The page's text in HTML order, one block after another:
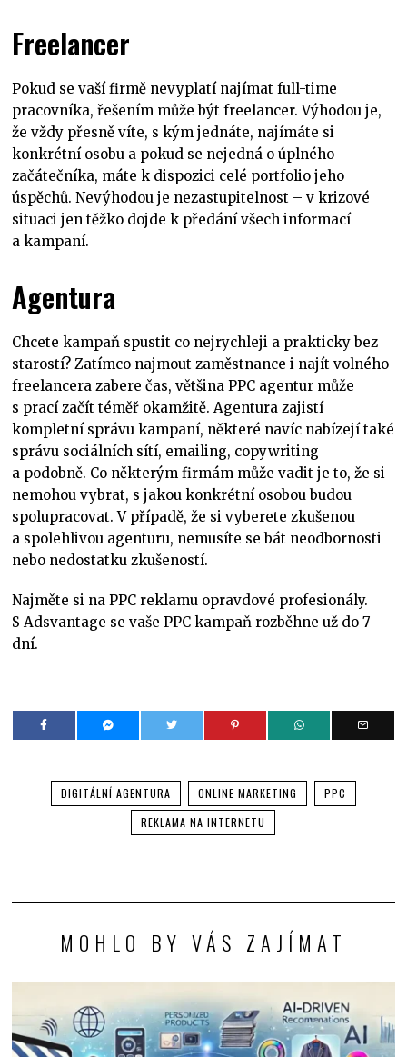
Freelancer
Pokud se vaší firmě nevyplatí najímat full-time
pracovníka, řešením může být freelancer. Výhodou je,
že vždy přesně víte, s kým jednáte, najímáte si
konkrétní osobu a pokud se nejedná o úplného
začátečníka, máte k dispozici celé portfolio jeho
úspěchů. Nevýhodou je nezastupitelnost – v krizové
situaci jen těžko dojde k předání všech informací
a kampaní.
Agentura
Chcete kampaň spustit co nejrychleji a prakticky bez
starostí? Zatímco najmout zaměstnance i najít volného
freelancera zabere čas, většina PPC agentur může
s prací začít téměř okamžitě. Agentura zajistí
kompletní správu kampaní, některé navíc nabízejí také
správu sociálních sítí, emailing, copywriting
a podobně. Co některým firmám může vadit je to, že si
nemohou vybrat, s jakou konkrétní osobou budou
spolupracovat. V případě, že si vyberete zkušenou
a spolehlivou agenturu, nemusíte se bát neodbornosti
nebo nedostatku zkušeností.
Najměte si na PPC reklamu opravdové profesionály.
S Adsvantage se vaše PPC kampaň rozběhne už do 7
dní.
DIGITÁLNÍ AGENTURA ONLINE MARKETING
PPC
REKLAMA NA INTERNETU
MOHLO BY VÁS ZAJÍMAT